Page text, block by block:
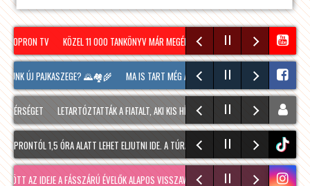
TV KÖZEL 11 000 TANKÖNYV MÁR MEGÉRKEZETT SOPRONBA A KÖVETKEZŐ
ÚJ PAJKASZEGE? 🌄🏘️🌾 MA IS TART MÉG A SOPRONI BORÜNNEP, 20 ÓRAKOR
LETARTÓZTATTÁK A FIATALT, AKI KIS HÍJÁN MEGÖLT EGY 28 ÉVES FÉRFIT
1,5 ÓRA ALATT LEHET ELJUTNI IDE. A TÚRA A PREINER GSCHEID PARKOLÓBÓL
tiktok
AZ IDEJE A FÁSSZÁRÚ ÉVELŐK ALAPOS VISSZAVÁ… RÉGMÚLT KIRAKATA, AMÉLIE MÓDRA